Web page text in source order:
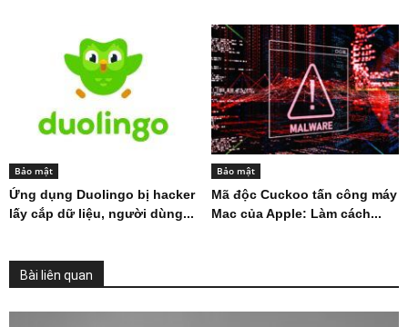
Bảo mật
Ứng dụng Duolingo bị hacker
lấy cắp dữ liệu, người dùng...
Bảo mật
Mã độc Cuckoo tấn công máy
Mac của Apple: Làm cách...
Bài liên quan